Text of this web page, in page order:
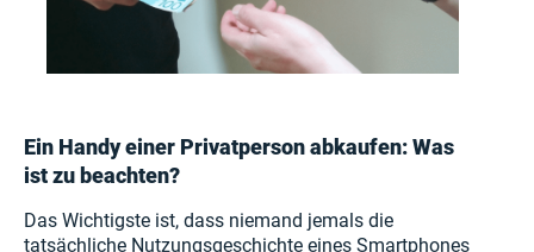
Ein Handy einer Privatperson abkaufen: Was
ist zu beachten?
Das Wichtigste ist, dass niemand jemals die
tatsächliche Nutzungsgeschichte eines Smartphones